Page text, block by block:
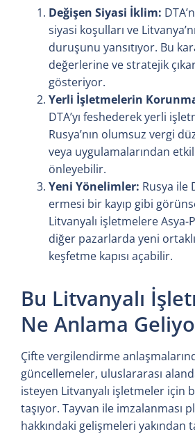
Değişen Siyasi İklim:
siyasi koşulları ve
duruşunu yansıtıyor. Bu
değerlerine ve stratejik
gösteriyor.
Yerli İşletmelerin
DTA’yı feshederek yerli
Rusya’nın olumsuz vergi
veya uygulamalarından
önleyebilir.
Yeni Yönelimler: Rusya ile
ermesi bir kayıp gibi
Litvanyalı işletmelere Asya-
diğer pazarlarda yeni
keşfetme kapısı açabilir.
Bu Litvanyalı
Ne Anlama
Çifte vergilendirme
güncellemeler, uluslararası
isteyen Litvanyalı işletmeler için
taşıyor. Tayvan ile imzalanması
hakkındaki gelişmeleri yakından